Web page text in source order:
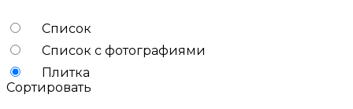
Список
Список с фотографиями
Плитка
Сортировать